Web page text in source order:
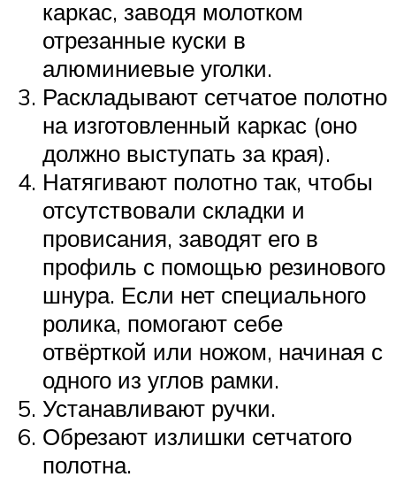
каркас, заводя молотком
отрезанные куски в
алюминиевые уголки.
Раскладывают сетчатое полотно
на изготовленный каркас (оно
должно выступать за края).
Натягивают полотно так, чтобы
отсутствовали складки и
провисания, заводят его в
профиль с помощью резинового
шнура. Если нет специального
ролика, помогают себе
отвёрткой или ножом, начиная с
одного из углов рамки.
Устанавливают ручки.
Обрезают излишки сетчатого
полотна.